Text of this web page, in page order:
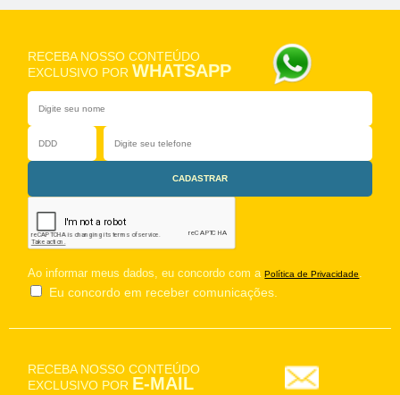
RECEBA NOSSO CONTEÚDO
EXCLUSIVO POR WHATSAPP
Ao informar meus dados, eu concordo com aPolítica de Privacidade.
Eu concordo em receber comunicações.
RECEBA NOSSO CONTEÚDO
EXCLUSIVO POR E-MAIL